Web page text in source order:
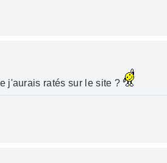
j'aurais ratés sur le site ?